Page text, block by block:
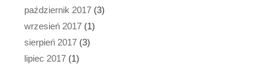
październik 2017 (3)
wrzesień 2017 (1)
sierpień 2017 (3)
lipiec 2017 (1)